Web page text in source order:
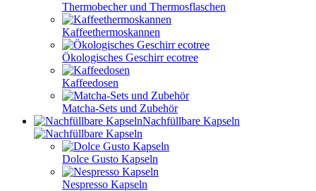
Thermobecher und Thermosflaschen
Kaffeethermoskannen
Ökologisches Geschirr ecotree
Kaffeedosen
Matcha-Sets und Zubehör
Nachfüllbare Kapseln
Dolce Gusto Kapseln
Nespresso Kapseln